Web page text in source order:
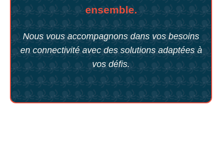
ensemble.
Nous vous accompagnons dans vos besoins
en connectivité avec des solutions adaptées à
vos défis.